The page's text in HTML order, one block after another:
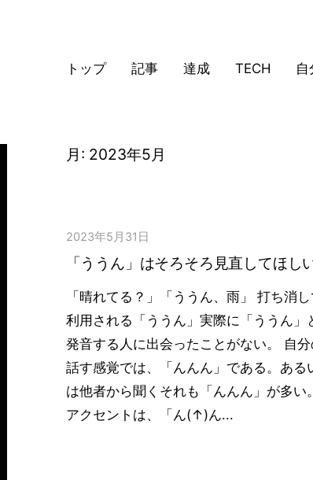
トップ 記事 達成 TECH 自
月: 2023年5月
2023年5月31日
「ううん」はそろそろ見直してほし
「晴れてる？」「ううん、雨」 打ち消
利用される「ううん」実際に「ううん」
発音する人に出会ったことがない。 自分
話す感覚では、「んんん」である。ある
は他者から聞くそれも「んんん」が多い。
アクセントは、「ん(↑)ん...